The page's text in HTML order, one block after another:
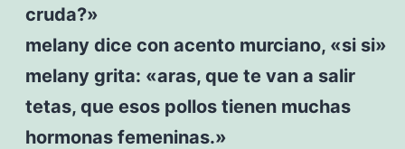
cruda?»
melany dice con acento murciano, «si si»
melany grita: «aras, que te van a salir
tetas, que esos pollos tienen muchas
hormonas femeninas.»